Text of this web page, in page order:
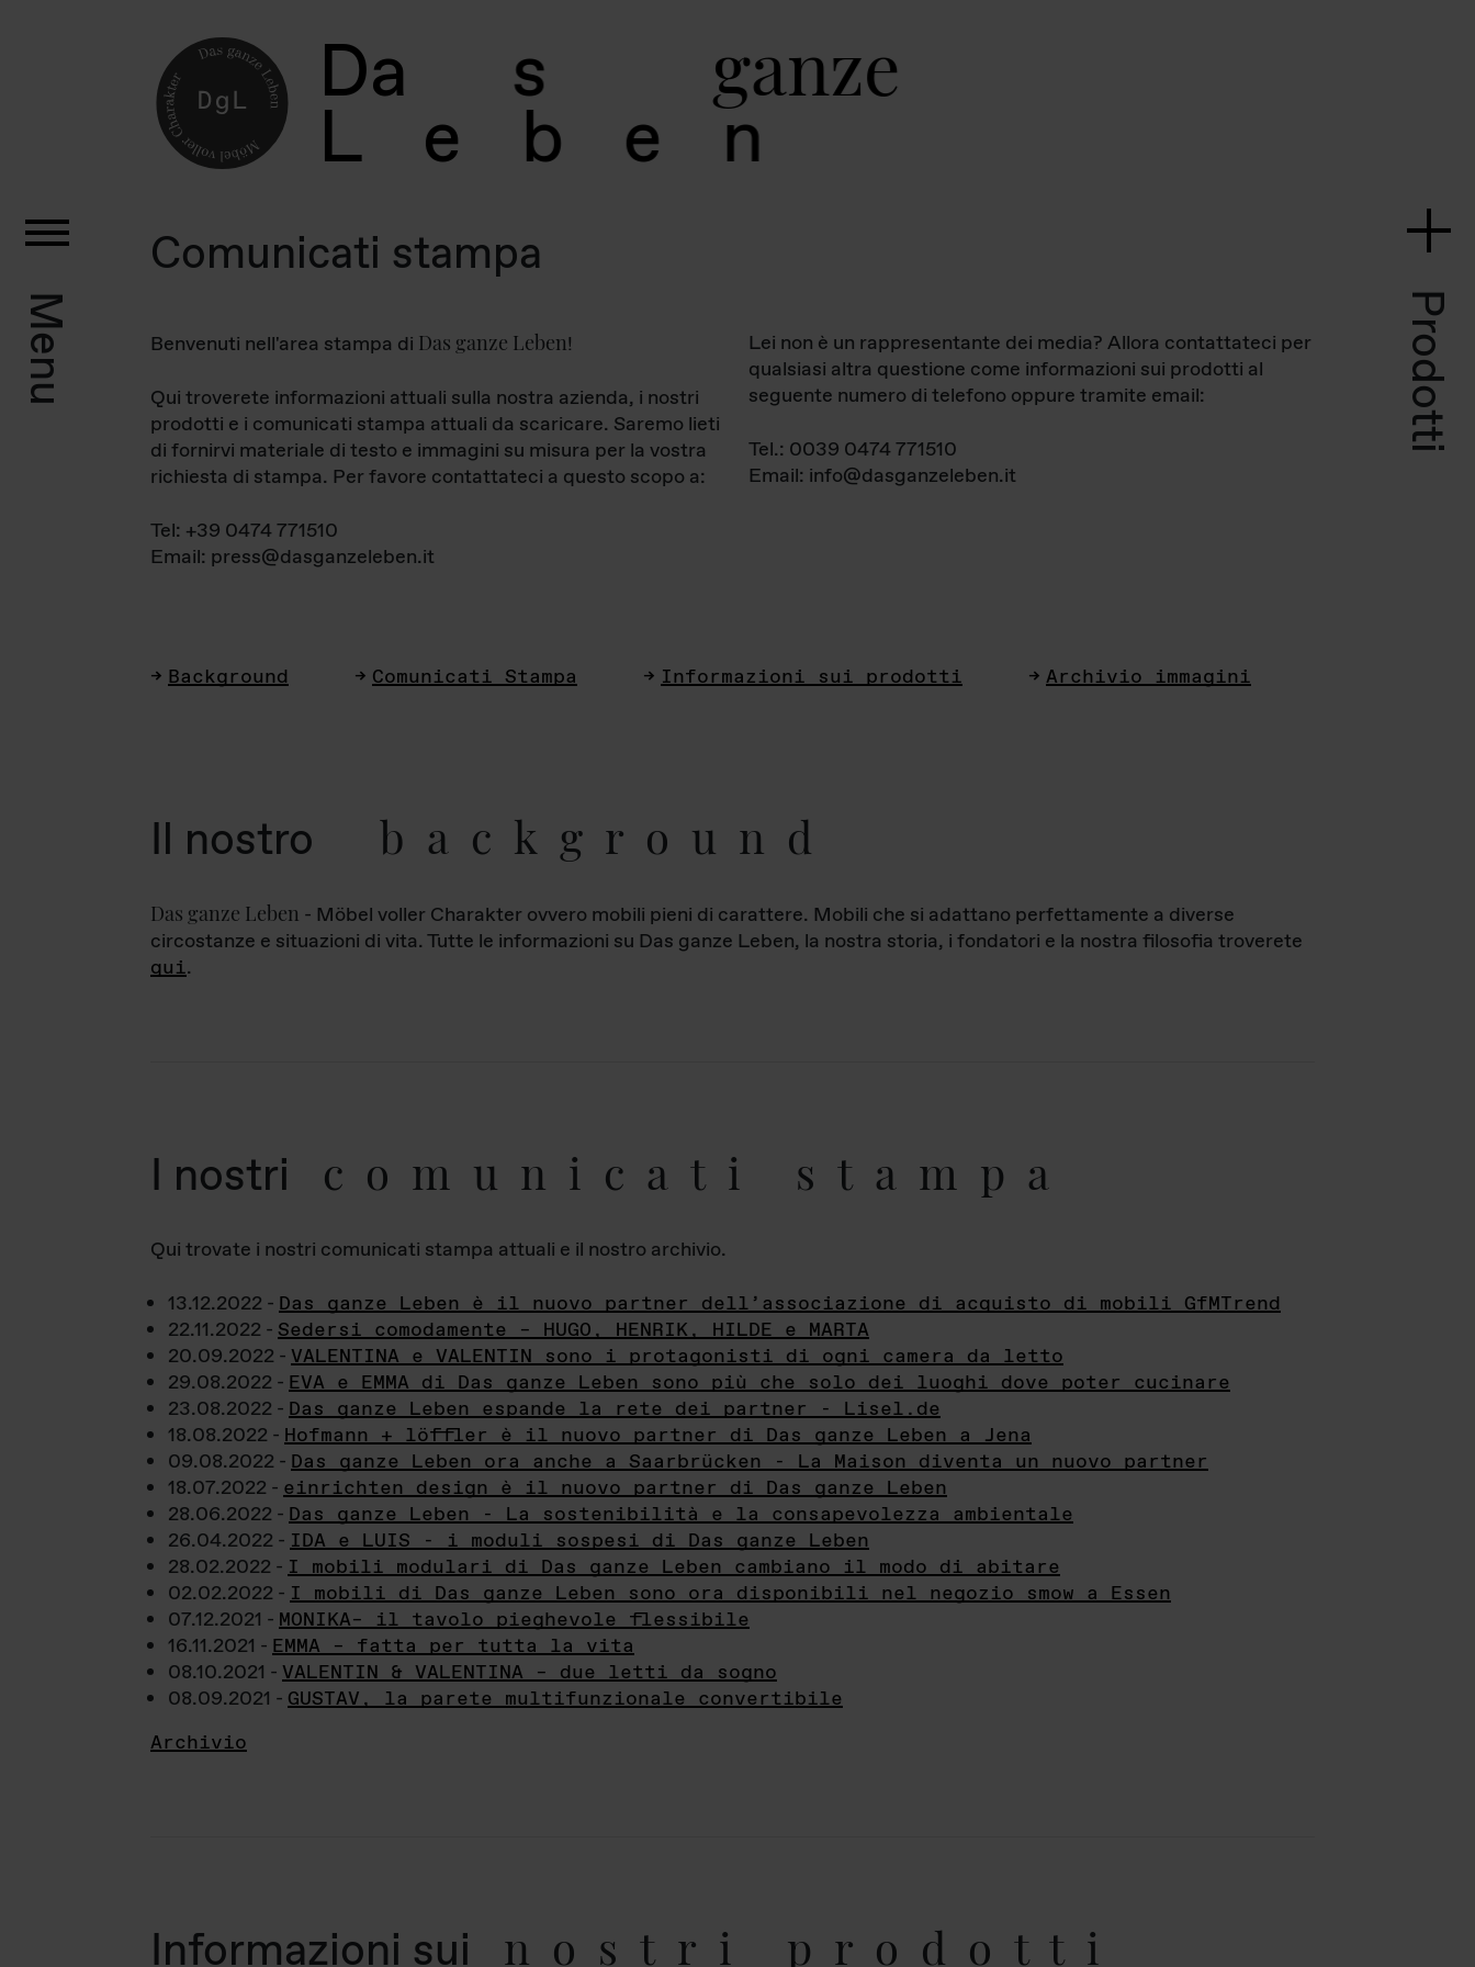
Da s ganz
L e b e
Menu Prodotti
Comunicati stampa
Benvenuti nell'area stampa di Das ganze Leben!
Qui troverete informazioni attuali sulla nostra azienda, i nostri
prodotti e i comunicati stampa attuali da scaricare. Saremo lieti
di fornirvi materiale di testo e immagini su misura per la vostra
richiesta di stampa. Per favore contattateci a questo scopo a:
Tel: +39 0474 771510
Email: press@dasganzeleben.it
Lei non è un rappresentante dei media? Allora contattateci per
qualsiasi altra questione come informazioni sui prodotti al
seguente numero di telefono oppure tramite email:
Tel.: 0039 0474 771510
Email: info@dasganzeleben.it
Background Comunicati Stampa Informazioni sui prodotti Archivio immagini
Il nostro background
Das ganze Leben - Möbel voller Charakter ovvero mobili pieni di carattere. Mobili che si adattano perfettamente a diverse
circostanze e situazioni di vita. Tutte le informazioni su Das ganze Leben, la nostra storia, i fondatori e la nostra filosofia troverete
qui.
I nostri comunicati stampa
Qui trovate i nostri comunicati stampa attuali e il nostro archivio.
13.12.2022 - Das ganze Leben è il nuovo partner dell’associazione di acquisto di mobili GfMTrend
22.11.2022 - Sedersi comodamente – HUGO, HENRIK, HILDE e MARTA
20.09.2022 - VALENTINA e VALENTIN sono i protagonisti di ogni camera da letto
29.08.2022 - EVA e EMMA di Das ganze Leben sono più che solo dei luoghi dove poter cucinare
23.08.2022 - Das ganze Leben espande la rete dei partner - Lisel.de
18.08.2022 - Hofmann + löffler è il nuovo partner di Das ganze Leben a Jena
09.08.2022 - Das ganze Leben ora anche a Saarbrücken - La Maison diventa un nuovo partner
18.07.2022 - einrichten design è il nuovo partner di Das ganze Leben
28.06.2022 - Das ganze Leben - La sostenibilità e la consapevolezza ambientale
26.04.2022 - IDA e LUIS - i moduli sospesi di Das ganze Leben
28.02.2022 - I mobili modulari di Das ganze Leben cambiano il modo di abitare
02.02.2022 - I mobili di Das ganze Leben sono ora disponibili nel negozio smow a Essen
07.12.2021 - MONIKA– il tavolo pieghevole flessibile
16.11.2021 - EMMA – fatta per tutta la vita
08.10.2021 - VALENTIN & VALENTINA – due letti da sogno
08.09.2021 - GUSTAV, la parete multifunzionale convertibile
Archivio
Informazioni sui nostri prodotti